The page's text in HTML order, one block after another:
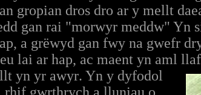
gropian dros dro ar y mellt
gan rai "morwyr meddw" Yn
a grëwyd gan fwy na gwefr
lai ar hap, ac maent yn aml
yn yr awyr. Yn y dyfodol